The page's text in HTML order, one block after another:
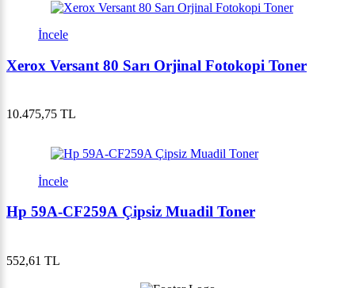
İncele
Xerox Versant 80 Sarı Orjinal Fotokopi Toner
10.475,75 TL
İncele
Hp 59A-CF259A Çipsiz Muadil Toner
552,61 TL